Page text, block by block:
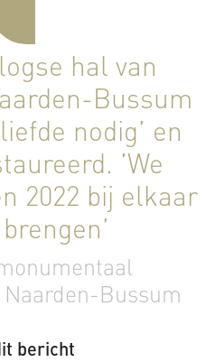
hal van
Bussum
nodig’ en
’We
2022 bij elkaar
Bussum
bericht